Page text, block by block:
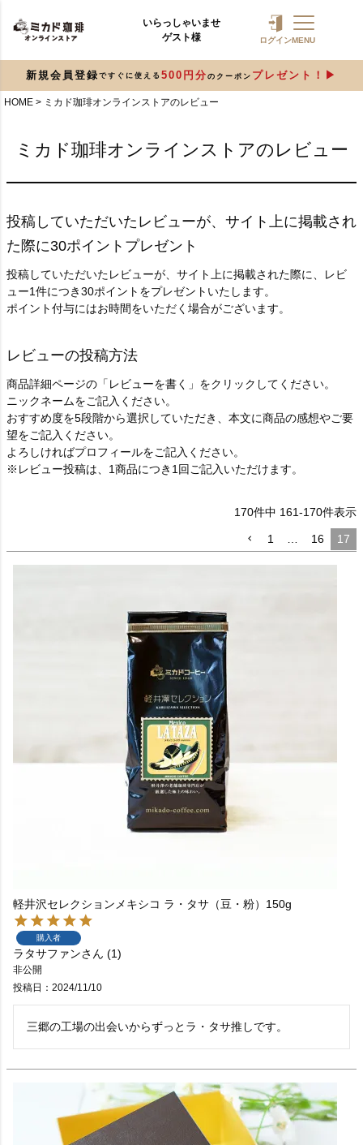
いらっしゃいませ
ゲスト様
ログインMENU
新規会員登録 ですぐに使える 500円分 のクーポン プレゼント！
HOME ミカド珈琲オンラインストアのレビュー
ミカド珈琲オンラインストアのレビュー
投稿していただいたレビューが、サイト上に掲載され
た際に30ポイントプレゼント
投稿していただいたレビューが、サイト上に掲載された際に、レビ
ュー1件につき30ポイントをプレゼントいたします。
ポイント付与にはお時間をいただく場合がございます。
レビューの投稿方法
商品詳細ページの「レビューを書く」をクリックしてください。
ニックネームをご記入ください。
おすすめ度を5段階から選択していただき、本文に商品の感想やご要
望をご記入ください。
よろしければプロフィールをご記入ください。
※レビュー投稿は、1商品につき1回ご記入いただけます。
170件中 161-170件表示
1 … 16 17
軽井沢セレクションメキシコ ラ・タサ（豆・粉）150g
購入者
ラタサファン 1
非公開
投稿日
2024/11/10
三郷の工場の出会いからずっとラ・タサ推しです。